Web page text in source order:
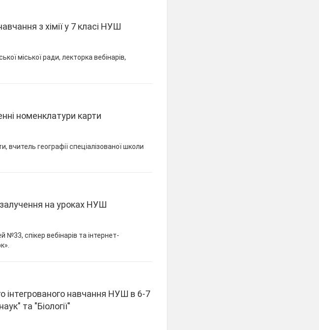
з хімії у 7 класі НУШ
міської ради, лекторка вебінарів,
номенклатури карти
вчитель географії спеціалізованої школи
на уроках НУШ
№33, спікер вебінарів та інтернет-
інтегрованого навчання НУШ в 6-7
та "Біології"